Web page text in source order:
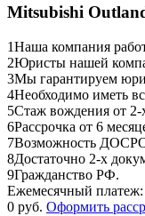
Mitsubishi
1Наша компания
2Юристы нашей
3Мы гарантируем
4Необходимо иметь
5Стаж вождения от 2-
6Рассрочка от 6
7Возможность
8Достаточно 2-х
9Гражданство РФ.
Ежемесячный платеж:
0 руб. Оформить